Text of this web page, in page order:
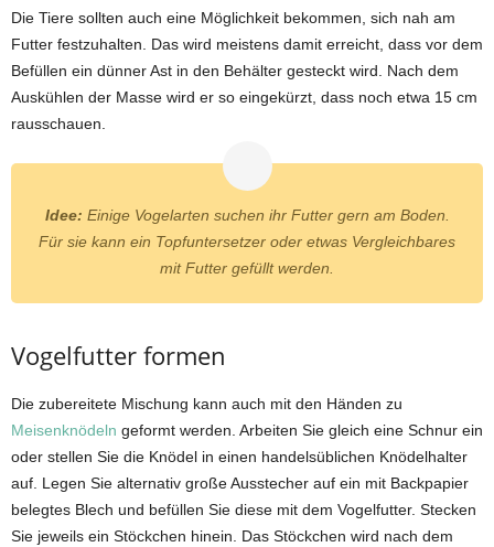
Die Tiere sollten auch eine Möglichkeit bekommen, sich nah am
Futter festzuhalten. Das wird meistens damit erreicht, dass vor dem
Befüllen ein dünner Ast in den Behälter gesteckt wird. Nach dem
Auskühlen der Masse wird er so eingekürzt, dass noch etwa 15 cm
rausschauen.
Idee: Einige Vogelarten suchen ihr Futter gern am Boden.
Für sie kann ein Topfuntersetzer oder etwas Vergleichbares
mit Futter gefüllt werden.
Vogelfutter formen
Die zubereitete Mischung kann auch mit den Händen zu
Meisenknödeln geformt werden. Arbeiten Sie gleich eine Schnur ein
oder stellen Sie die Knödel in einen handelsüblichen Knödelhalter
auf. Legen Sie alternativ große Ausstecher auf ein mit Backpapier
belegtes Blech und befüllen Sie diese mit dem Vogelfutter. Stecken
Sie jeweils ein Stöckchen hinein. Das Stöckchen wird nach dem